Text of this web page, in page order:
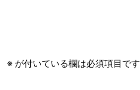
※ が付いている欄は必須項目です